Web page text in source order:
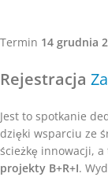
Termin 14 grudnia
Rejestracja
Jest to spotkanie
dzięki wsparciu ze
ścieżkę innowacji,
projekty B+R+I.